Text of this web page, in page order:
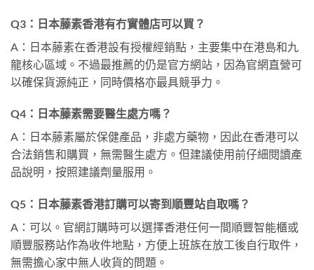
Q3：日本藤素香港有冇實體店可以買？
A：日本藤素在香港設有授權經銷點，主要集中在港島和九
龍核心區域。不過最推薦的仍是官方網站，因為官網直營可
以確保貨源純正，同時價格亦最具競爭力。
Q4：日本藤素需要醫生處方嗎？
A：日本藤素屬於保健產品，非處方藥物，因此在香港可以
合法銷售和購買，無需醫生處方。但建議使用前仔細閱讀產
品說明，按照建議劑量服用。
Q5：日本藤素香港訂購可以寄到順豐站自取嗎？
A：可以。官網訂購時可以選擇香港任何一間順豐智能櫃或
順豐服務站作為收件地點，方便上班族在放工後自行取件，
無需擔心家中無人收貨的問題。